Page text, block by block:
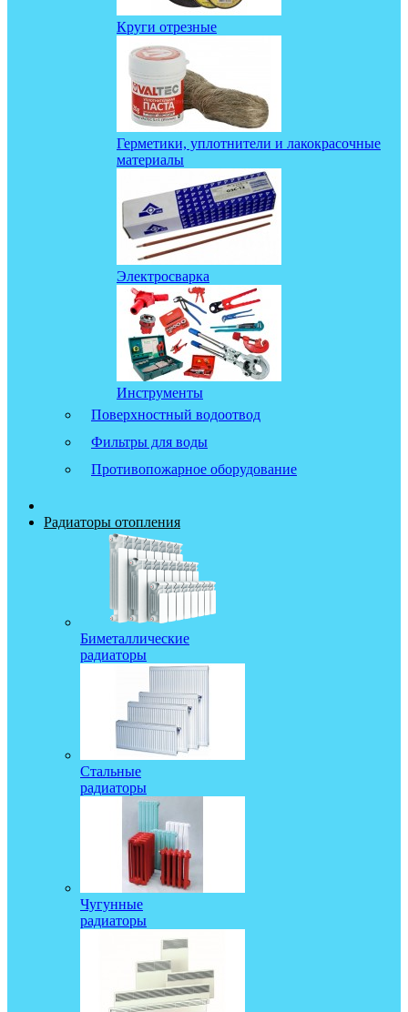
Круги отрезные
Герметики, уплотнители и лакокрасочные
материалы
Электросварка
Инструменты
Поверхностный водоотвод
Фильтры для воды
Противопожарное оборудование
Радиаторы отопления
Биметаллические
радиаторы
Стальные
радиаторы
Чугунные
радиаторы